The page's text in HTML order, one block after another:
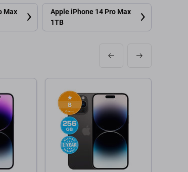
Max
Apple iPhone 14 Pro Max
1TB